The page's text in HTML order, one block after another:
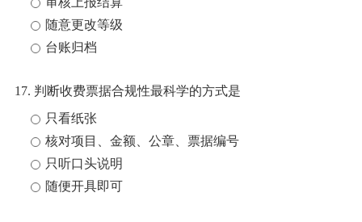
随意更改等级
台账归档
17. 判断收费票据合规性最科学的方式是
只看纸张
核对项目、金额、公章、票据编号
只听口头说明
随便开具即可